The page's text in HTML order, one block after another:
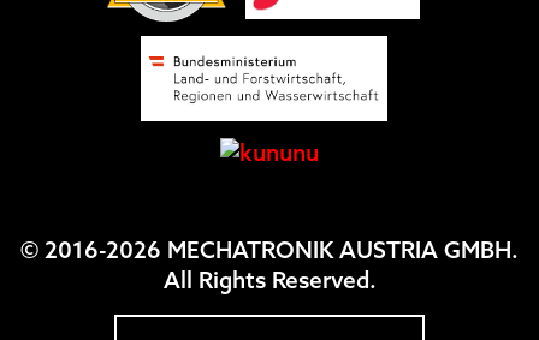
© 2016-2026 MECHATRONIK AUSTRIA GMBH.
All Rights Reserved.